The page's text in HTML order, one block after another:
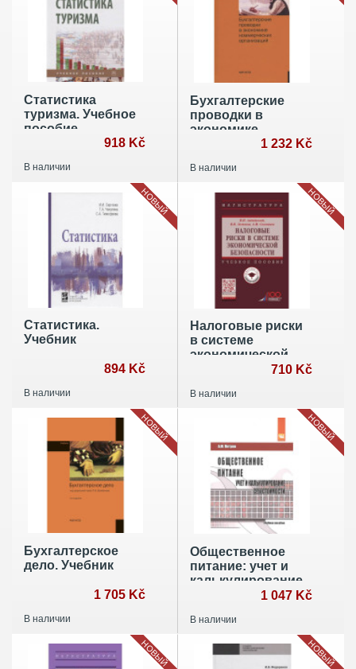
Статистика
туризма. Учебное
пособие
918 Kč
В наличии
Бухгалтерские
проводки в
экономике
коммерческих
Справочник с
комментариями и
рекомендациями
1 232 Kč
В наличии
Статистика.
Учебник
894 Kč
В наличии
НОВЫЙ
Налоговые риски
в системе
экономической
безопасности.710 Kč
В наличии
НОВЫЙ
Бухгалтерское
дело. Учебник
1 705 Kč
В наличии
НОВЫЙ
Общественное
питание: учет и
калькулирование
себестоимости1 047 Kč
В наличии
НОВЫЙ
НОВЫЙ НОВЫЙ